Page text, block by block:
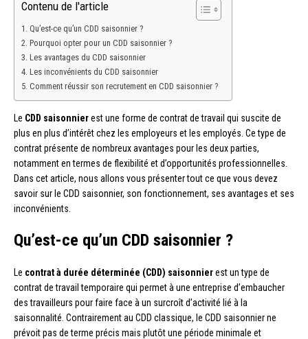
Contenu de l'article
Qu’est-ce qu’un CDD saisonnier ?
Pourquoi opter pour un CDD saisonnier ?
Les avantages du CDD saisonnier
Les inconvénients du CDD saisonnier
Comment réussir son recrutement en CDD saisonnier ?
Le CDD saisonnierest une forme de contrat de travail qui suscite de
plus en plus d’intérêt chez les employeurs et les employés. Ce type de
contrat présente de nombreux avantages pour les deux parties,
notamment en termes de flexibilité et d’opportunités professionnelles.
Dans cet article, nous allons vous présenter tout ce que vous devez
savoir sur le CDD saisonnier, son fonctionnement, ses avantages et ses
inconvénients.
Qu’est-ce qu’un CDD saisonnier ?
Le contrat à durée déterminée (CDD) saisonnierest un type de
contrat de travail temporaire qui permet à une entreprise d’embaucher
des travailleurs pour faire face à un surcroît d’activité lié à la
saisonnalité. Contrairement au CDD classique, le CDD saisonnier ne
prévoit pas de terme précis mais plutôt une période minimale et